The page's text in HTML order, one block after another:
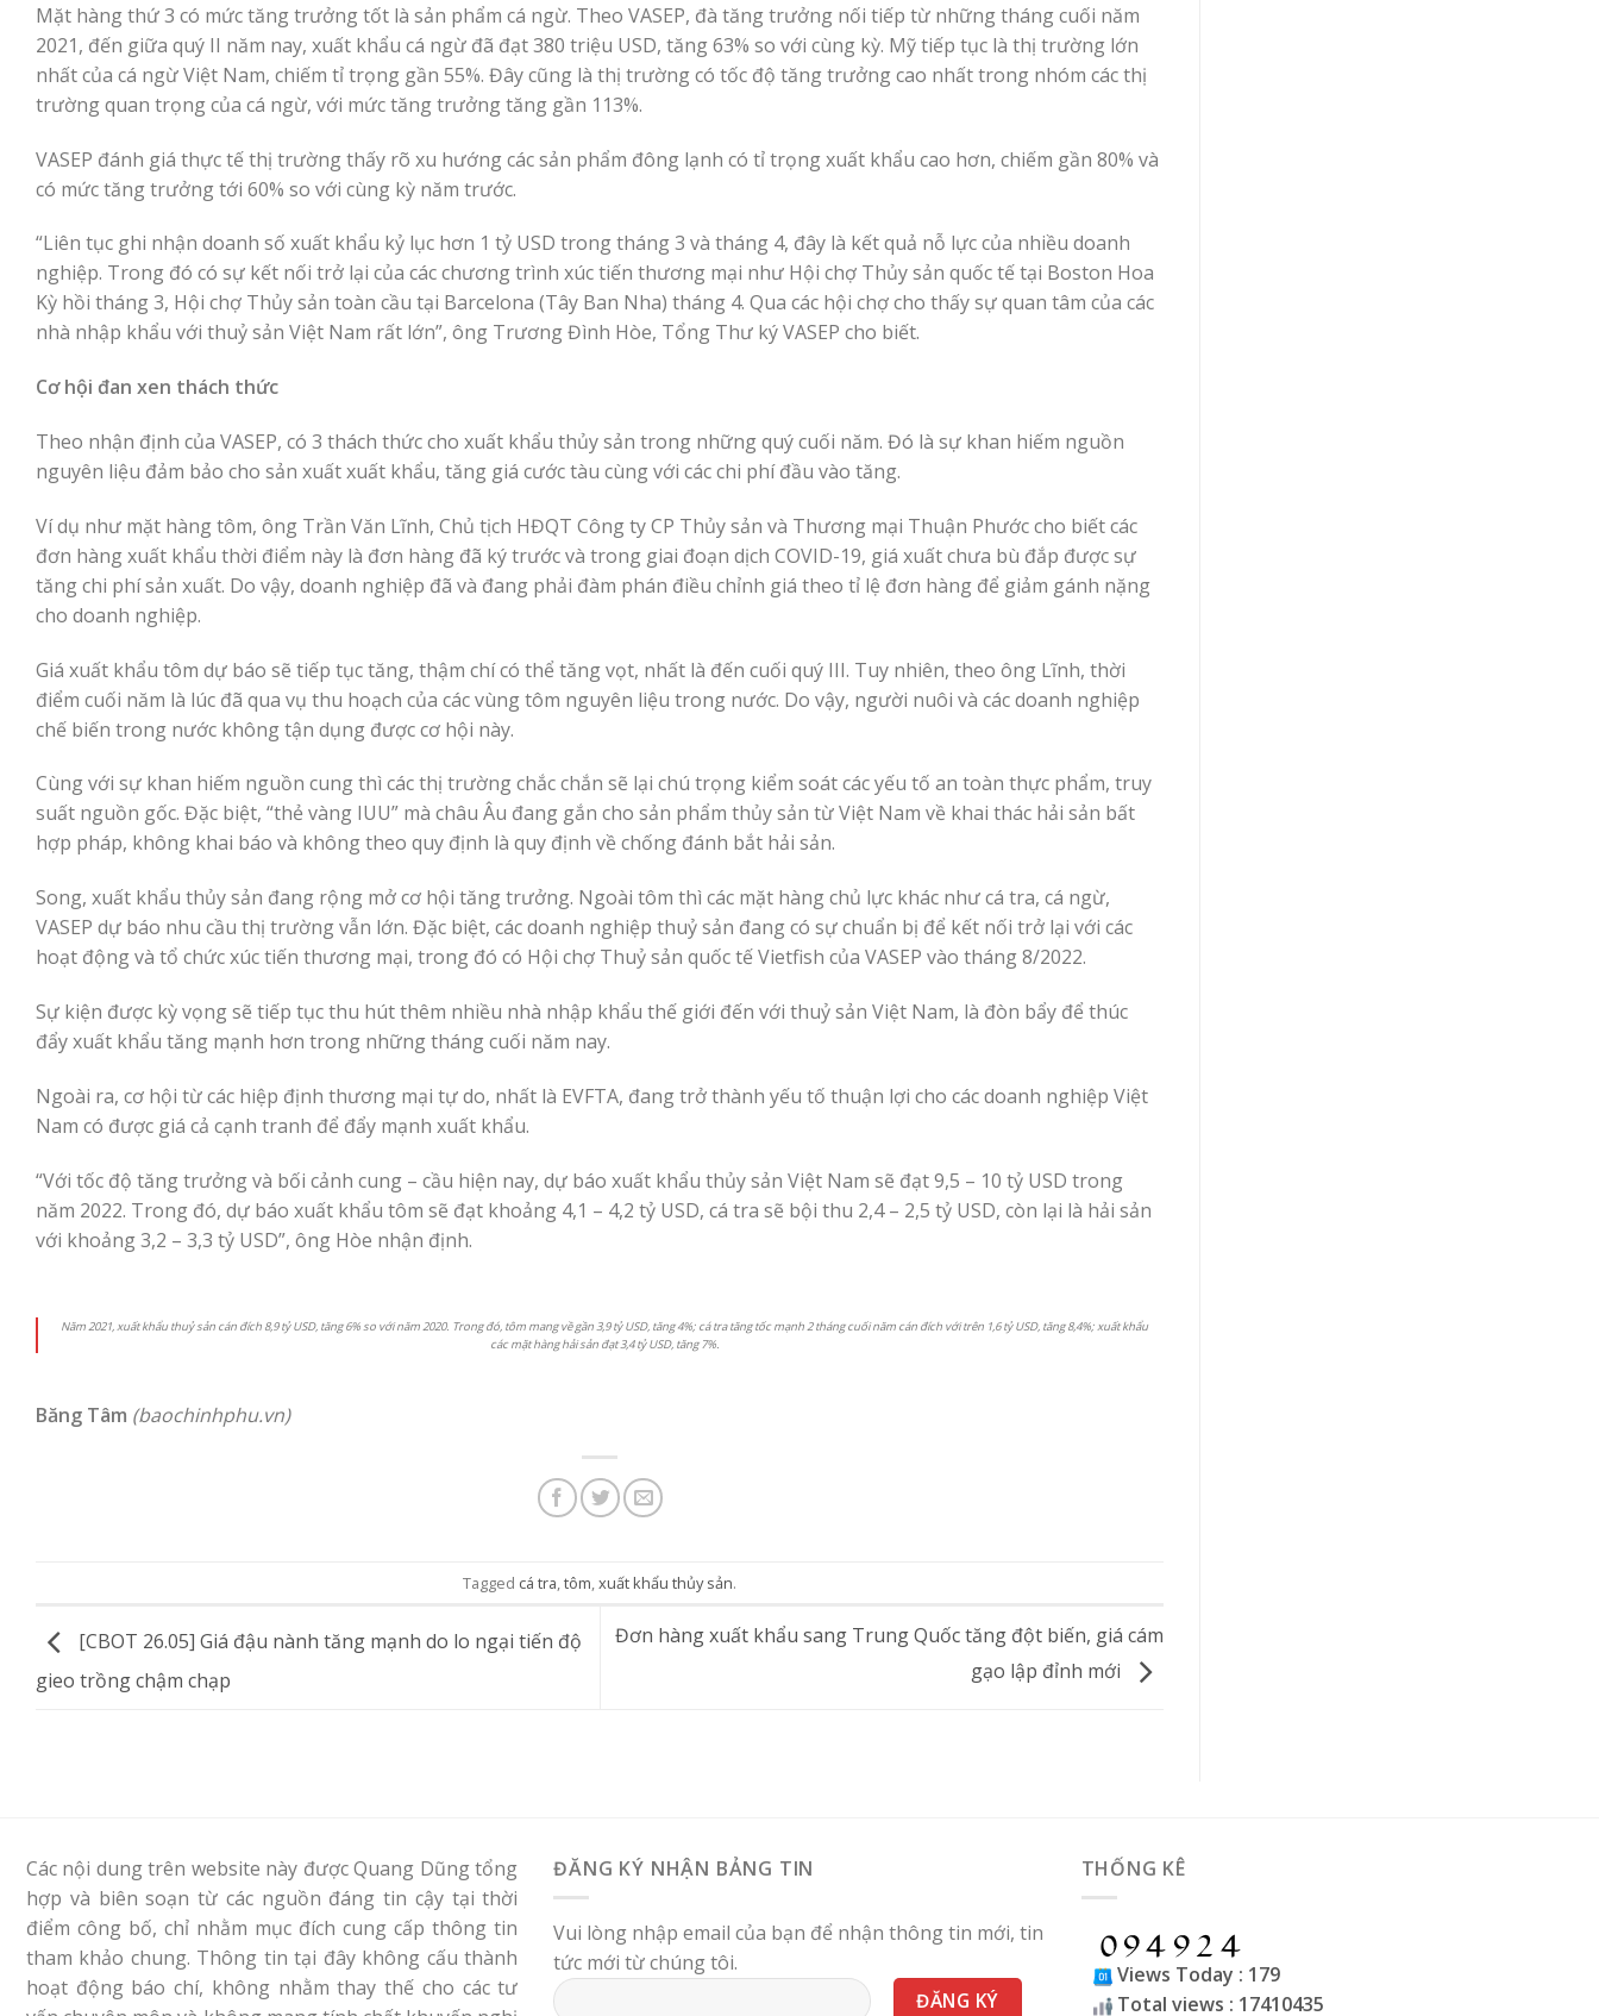
Mặt hàng thứ 3 có mức tăng trưởng tốt là sản phẩm cá ngừ. Theo VASEP, đà tăng trưởng nối tiếp từ những tháng cuối năm
2021, đến giữa quý II năm nay, xuất khẩu cá ngừ đã đạt 380 triệu USD, tăng 63% so với cùng kỳ. Mỹ tiếp tục là thị trường lớn
nhất của cá ngừ Việt Nam, chiếm tỉ trọng gần 55%. Đây cũng là thị trường có tốc độ tăng trưởng cao nhất trong nhóm các thị
trường quan trọng của cá ngừ, với mức tăng trưởng tăng gần 113%.
VASEP đánh giá thực tế thị trường thấy rõ xu hướng các sản phẩm đông lạnh có tỉ trọng xuất khẩu cao hơn, chiếm gần 80% và
có mức tăng trưởng tới 60% so với cùng kỳ năm trước.
“Liên tục ghi nhận doanh số xuất khẩu kỷ lục hơn 1 tỷ USD trong tháng 3 và tháng 4, đây là kết quả nỗ lực của nhiều doanh
nghiệp. Trong đó có sự kết nối trở lại của các chương trình xúc tiến thương mại như Hội chợ Thủy sản quốc tế tại Boston Hoa
Kỳ hồi tháng 3, Hội chợ Thủy sản toàn cầu tại Barcelona (Tây Ban Nha) tháng 4. Qua các hội chợ cho thấy sự quan tâm của các
nhà nhập khẩu với thuỷ sản Việt Nam rất lớn”, ông Trương Đình Hòe, Tổng Thư ký VASEP cho biết.
Cơ hội đan xen thách thức
Theo nhận định của VASEP, có 3 thách thức cho xuất khẩu thủy sản trong những quý cuối năm. Đó là sự khan hiếm nguồn
nguyên liệu đảm bảo cho sản xuất xuất khẩu, tăng giá cước tàu cùng với các chi phí đầu vào tăng.
Ví dụ như mặt hàng tôm, ông Trần Văn Lĩnh, Chủ tịch HĐQT Công ty CP Thủy sản và Thương mại Thuận Phước cho biết các
đơn hàng xuất khẩu thời điểm này là đơn hàng đã ký trước và trong giai đoạn dịch COVID-19, giá xuất chưa bù đắp được sự
tăng chi phí sản xuất. Do vậy, doanh nghiệp đã và đang phải đàm phán điều chỉnh giá theo tỉ lệ đơn hàng để giảm gánh nặng
cho doanh nghiệp.
Giá xuất khẩu tôm dự báo sẽ tiếp tục tăng, thậm chí có thể tăng vọt, nhất là đến cuối quý III. Tuy nhiên, theo ông Lĩnh, thời
điểm cuối năm là lúc đã qua vụ thu hoạch của các vùng tôm nguyên liệu trong nước. Do vậy, người nuôi và các doanh nghiệp
chế biến trong nước không tận dụng được cơ hội này.
Cùng với sự khan hiếm nguồn cung thì các thị trường chắc chắn sẽ lại chú trọng kiểm soát các yếu tố an toàn thực phẩm, truy
suất nguồn gốc. Đặc biệt, “thẻ vàng IUU” mà châu Âu đang gắn cho sản phẩm thủy sản từ Việt Nam về khai thác hải sản bất
hợp pháp, không khai báo và không theo quy định là quy định về chống đánh bắt hải sản.
Song, xuất khẩu thủy sản đang rộng mở cơ hội tăng trưởng. Ngoài tôm thì các mặt hàng chủ lực khác như cá tra, cá ngừ,
VASEP dự báo nhu cầu thị trường vẫn lớn. Đặc biệt, các doanh nghiệp thuỷ sản đang có sự chuẩn bị để kết nối trở lại với các
hoạt động và tổ chức xúc tiến thương mại, trong đó có Hội chợ Thuỷ sản quốc tế Vietfish của VASEP vào tháng 8/2022.
Sự kiện được kỳ vọng sẽ tiếp tục thu hút thêm nhiều nhà nhập khẩu thế giới đến với thuỷ sản Việt Nam, là đòn bẩy để thúc
đẩy xuất khẩu tăng mạnh hơn trong những tháng cuối năm nay.
Ngoài ra, cơ hội từ các hiệp định thương mại tự do, nhất là EVFTA, đang trở thành yếu tố thuận lợi cho các doanh nghiệp Việt
Nam có được giá cả cạnh tranh để đẩy mạnh xuất khẩu.
“Với tốc độ tăng trưởng và bối cảnh cung – cầu hiện nay, dự báo xuất khẩu thủy sản Việt Nam sẽ đạt 9,5 – 10 tỷ USD trong
năm 2022. Trong đó, dự báo xuất khẩu tôm sẽ đạt khoảng 4,1 – 4,2 tỷ USD, cá tra sẽ bội thu 2,4 – 2,5 tỷ USD, còn lại là hải sản
với khoảng 3,2 – 3,3 tỷ USD”, ông Hòe nhận định.
Năm 2021, xuất khẩu thuỷ sản cán đích 8,9 tỷ USD, tăng 6% so với năm 2020. Trong đó, tôm mang về gần 3,9 tỷ USD, tăng 4%; cá tra tăng tốc mạnh 2 tháng cuối năm cán đích với trên 1,6 tỷ USD, tăng 8,4%; xuất khẩu
các mặt hàng hải sản đạt 3,4 tỷ USD, tăng 7%.
Băng Tâm (baochinhphu.vn)
Tagged cá tra,tôm,xuất khẩu thủy sản.
[CBOT 26.05] Giá đậu nành tăng mạnh do lo ngại tiến độ
gieo trồng chậm chạp
Đơn hàng xuất khẩu sang Trung Quốc tăng đột biến, giá cám
gạo lập đỉnh mới
Các nội dung trên website này được Quang Dũng tổng
hợp và biên soạn từ các nguồn đáng tin cậy tại thời
điểm công bố, chỉ nhằm mục đích cung cấp thông tin
tham khảo chung. Thông tin tại đây không cấu thành
hoạt động báo chí, không nhằm thay thế cho các tư
ĐĂNG KÝ NHẬN BẢNG TIN
Vui lòng nhập email của bạn để nhận thông tin mới, tin
tức mới từ chúng tôi.
THỐNG KÊ
Views Today : 179
Total views : 17410435